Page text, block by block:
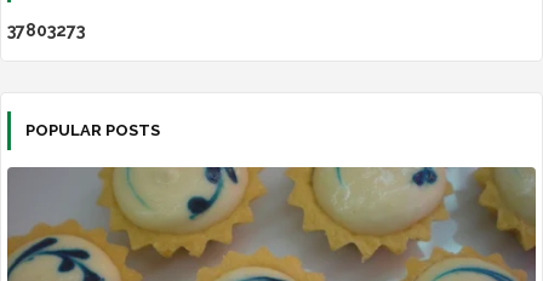
37803273
POPULAR POSTS